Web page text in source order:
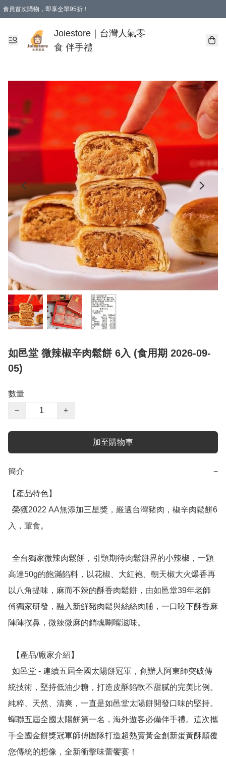
會員首次購物，即享全單95折！
購物滿 HKD 350.00即享免運費優惠！（適用於 本地送貨、本地取貨 )
Joiestore｜台灣人氣零
食 伴手禮
如邑堂 微辣椒辛肉鬆餅 6入 (食用期 2026-09-
05)
數量
−
+
加至購物車
簡介 −
【產品特色】
入，葷食。
高達50g的飽滿餡料，以花椒、大紅袍、朝天椒大火爆香再
以八角提味，麻而不辣的酥香肉鬆餅，由如邑堂39年老師
傅獨家研發，融入新鮮豬肉鬆與絲絲肉脯，一口咬下酥香麻
陣陣撲鼻，微辣微麻的銷魂唰嘴滋味。
統技術，堅持低油少糖，打造皮酥餡軟不甜膩的完美比例。
純粹、天然、清爽，一直是如邑堂太陽餅開發口味的堅持。
蟬聯五屆全國太陽餅第一名，海外遊客必備伴手禮。這次攜
手全國金餅獎冠軍師傅團隊打造超熱賣黃金創新蛋黃酥顛覆
您傳統的想像，全新衝擊味蕾饗宴！